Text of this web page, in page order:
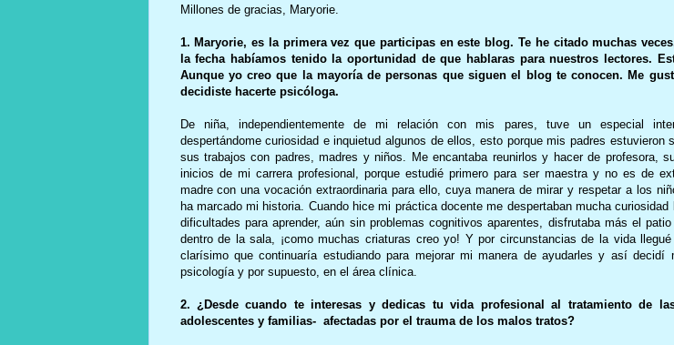
Millones de gracias, Maryorie.
1. Maryorie, es la primera vez que participas en este blog. Te he citado muchas
la fecha habíamos tenido la oportunidad de que hablaras para nuestros lectores.
Aunque yo creo que la mayoría de personas que siguen el blog te conocen. Me
decidiste hacerte psicóloga.
De niña, independientemente de mi relación con mis pares, tuve un especial
despertándome curiosidad e inquietud algunos de ellos, esto porque mis padres estuvieron
sus trabajos con padres, madres y niños. Me encantaba reunirlos y hacer de profesora,
inicios de mi carrera profesional, porque estudié primero para ser maestra y no es de
madre con una vocación extraordinaria para ello, cuya manera de mirar y respetar a los
ha marcado mi historia. Cuando hice mi práctica docente me despertaban mucha
dificultades para aprender, aún sin problemas cognitivos aparentes, disfrutaba más el
dentro de la sala, ¡como muchas criaturas creo yo! Y por circunstancias de la vida
clarísimo que continuaría estudiando para mejorar mi manera de ayudarles y así decidí
psicología y por supuesto, en el área clínica.
2. ¿Desde cuando te interesas y dedicas tu vida profesional al tratamiento de
adolescentes y familias- afectadas por el trauma de los malos tratos?